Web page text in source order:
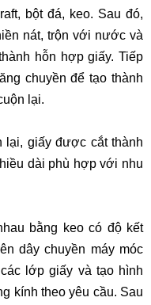
bột đá, keo. Sau đó,
nát, trộn với nước và
hỗn hợp giấy. Tiếp
chuyền để tạo thành
lại.
lại, giấy được cắt thành
dài phù hợp với nhu
bằng keo có độ kết
dây chuyền máy móc
lớp giấy và tạo hình
kính theo yêu cầu. Sau